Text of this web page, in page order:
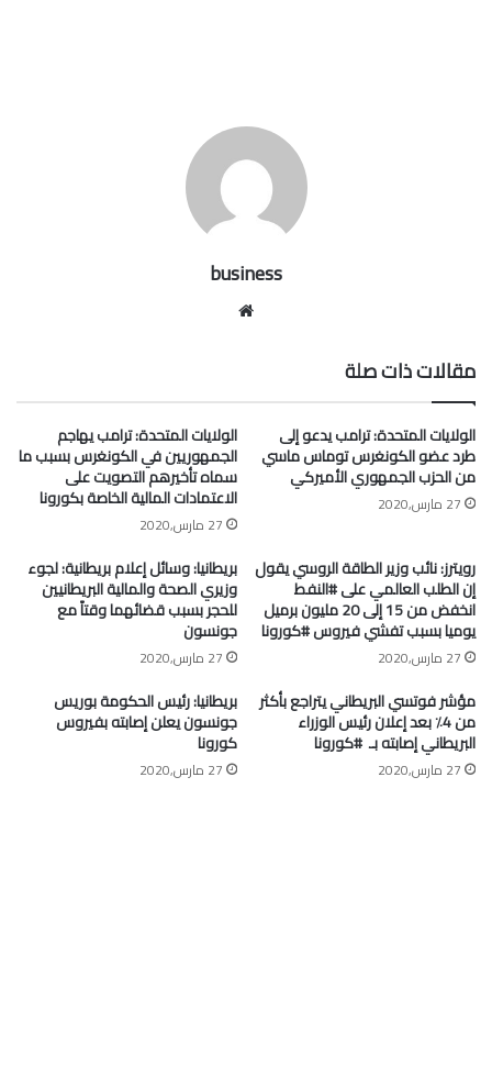
business
مقالات ذات صلة
الولايات المتحدة: ترامب يدعو إلى
طرد عضو الكونغرس توماس ماسي
من الحزب الجمهوري الأميركي
27 مارس,2020
الولايات المتحدة: ترامب يهاجم
الجمهوريين في الكونغرس بسبب ما
سماه تأخيرهم التصويت على
الاعتمادات المالية الخاصة بكورونا
27 مارس,2020
رويترز: نائب وزير الطاقة الروسي يقول
إن الطلب العالمي على #النفط
انخفض من 15 إلى 20 مليون برميل
يوميا بسبب تفشي فيروس #كورونا
27 مارس,2020
بريطانيا: وسائل إعلام بريطانية: لجوء
وزيري الصحة والمالية البريطانيين
للحجر بسبب قضائهما وقتاً مع
جونسون
27 مارس,2020
مؤشر فوتسي البريطاني يتراجع بأكثر
من 4٪ بعد إعلان رئيس الوزراء
البريطاني إصابته بـ ⁧ #كورونا⁩
27 مارس,2020
بريطانيا: رئيس الحكومة بوريس
جونسون يعلن إصابته بفيروس
كورونا
27 مارس,2020